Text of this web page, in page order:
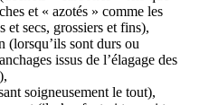
et « azotés » comme les
et secs, grossiers et fins),
(lorsqu’ils sont durs ou
issus de l’élagage des
soigneusement le tout),